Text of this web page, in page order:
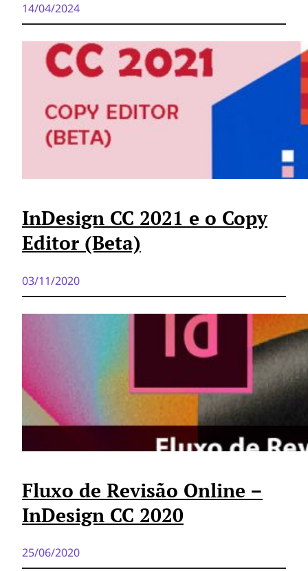
14/04/2024
InDesign CC 2021 e o Copy
Editor (Beta)
03/11/2020
Fluxo de Revisão Online –
InDesign CC 2020
25/06/2020